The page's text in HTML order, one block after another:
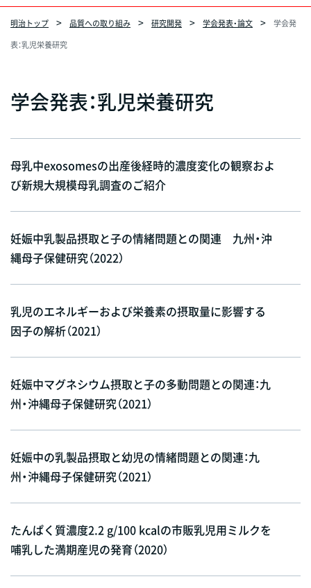
明治トップ 品質への取り組み 研究開発 学会発表・論文
学会発
表：乳児栄養研究
学会発表：乳児栄養研究
母乳中exosomesの出産後経時的濃度変化の観察およ
び新規大規模母乳調査のご紹介
妊娠中乳製品摂取と子の情緒問題との関連 九州・沖
縄母子保健研究（2022）
乳児のエネルギーおよび栄養素の摂取量に影響する
因子の解析（2021）
妊娠中マグネシウム摂取と子の多動問題との関連：九
州・沖縄母子保健研究（2021）
妊娠中の乳製品摂取と幼児の情緒問題との関連：九
州・沖縄母子保健研究（2021）
たんぱく質濃度2.2 g/100 kcalの市販乳児用ミルクを
哺乳した満期産児の発育（2020）